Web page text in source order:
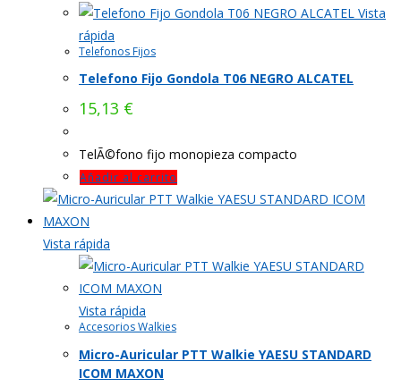
Vista
rápida
Telefonos Fijos
Telefono Fijo Gondola T06 NEGRO ALCATEL
15,13 €
TelÃ©fono fijo monopieza compacto
Añadir al carrito
Vista rápida
Vista rápida
Accesorios Walkies
Micro-Auricular PTT Walkie YAESU STANDARD
ICOM MAXON